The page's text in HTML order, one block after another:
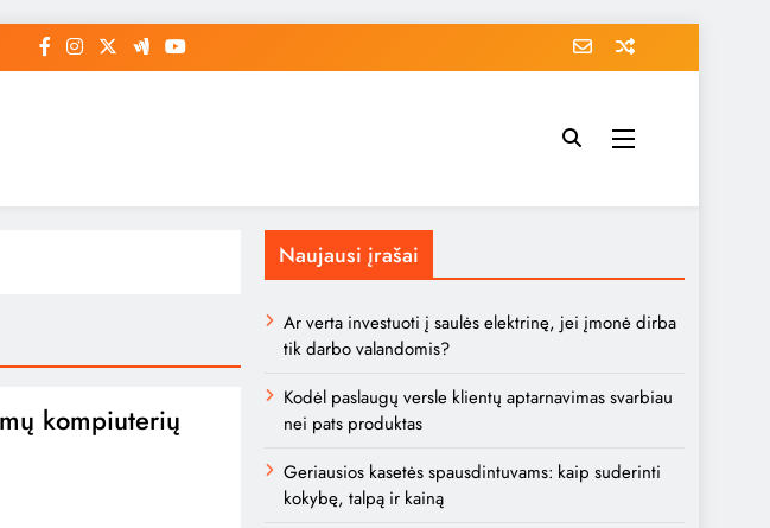
kompiuterių
Naujausi įrašai
Ar verta investuoti į saulės elektrinę, jei įmonė dirba
tik darbo valandomis?
Kodėl paslaugų versle klientų aptarnavimas svarbiau
nei pats produktas
Geriausios kasetės spausdintuvams: kaip suderinti
kokybę, talpą ir kainą